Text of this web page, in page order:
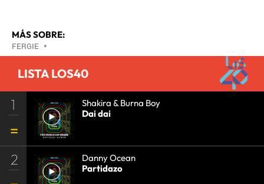
MÁS SOBRE:
FERGIE •
LISTA LOS40
1
Shakira & Burna Boy
Dai dai
2
Danny Ocean
Partidazo